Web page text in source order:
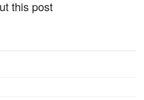
this post